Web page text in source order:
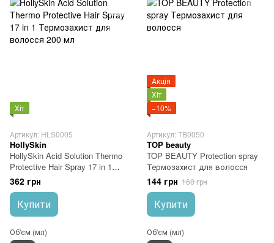
Хіт
Артикул: HLS0005
HollySkin
HollySkin Acid Solution Thermo
Protective Hair Spray 17 in 1
Термозахист для волосся 200
362 грн
Купити
Об'єм (мл)
Акція
Хіт
−10%
Артикул: TB0050
TOP beauty
TOP BEAUTY Protection spray
Термозахист для волосся
144 грн 160 грн
Купити
Об'єм (мл)